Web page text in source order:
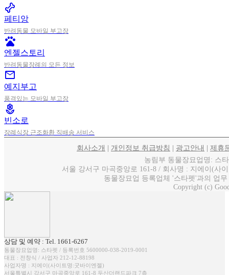
pet_supplies
페티앙
반려동물 모바일 부고장
pets
엔젤스토리
반려동물장례의 모든 정보
mail
예지부고
품격있는 모바일 부고장
local_florist
빈소로
장례식장 근조화환 직배송 서비스
회사소개 개인정보 취급방침 광고안내
제휴
농림부 동물장묘업명: 스
서울 강서구 마곡중앙로 161-8 / 회사명 : 지에이(사
동물장묘업 등록업체 '스타펫'과의 업
Copyright (c)
상담 및 예약 : Tel. 1661-6267
동물장묘업명: 스타펫 / 등록번호 5600000-038-2019-0001
대표 : 전창식 / 사업자 212-12-88198
사업자명 : 지에이(사이트명:굿바이엔젤)
서울특별시 강서구 마곡중앙로 161-8 두산더랜드파크 7층